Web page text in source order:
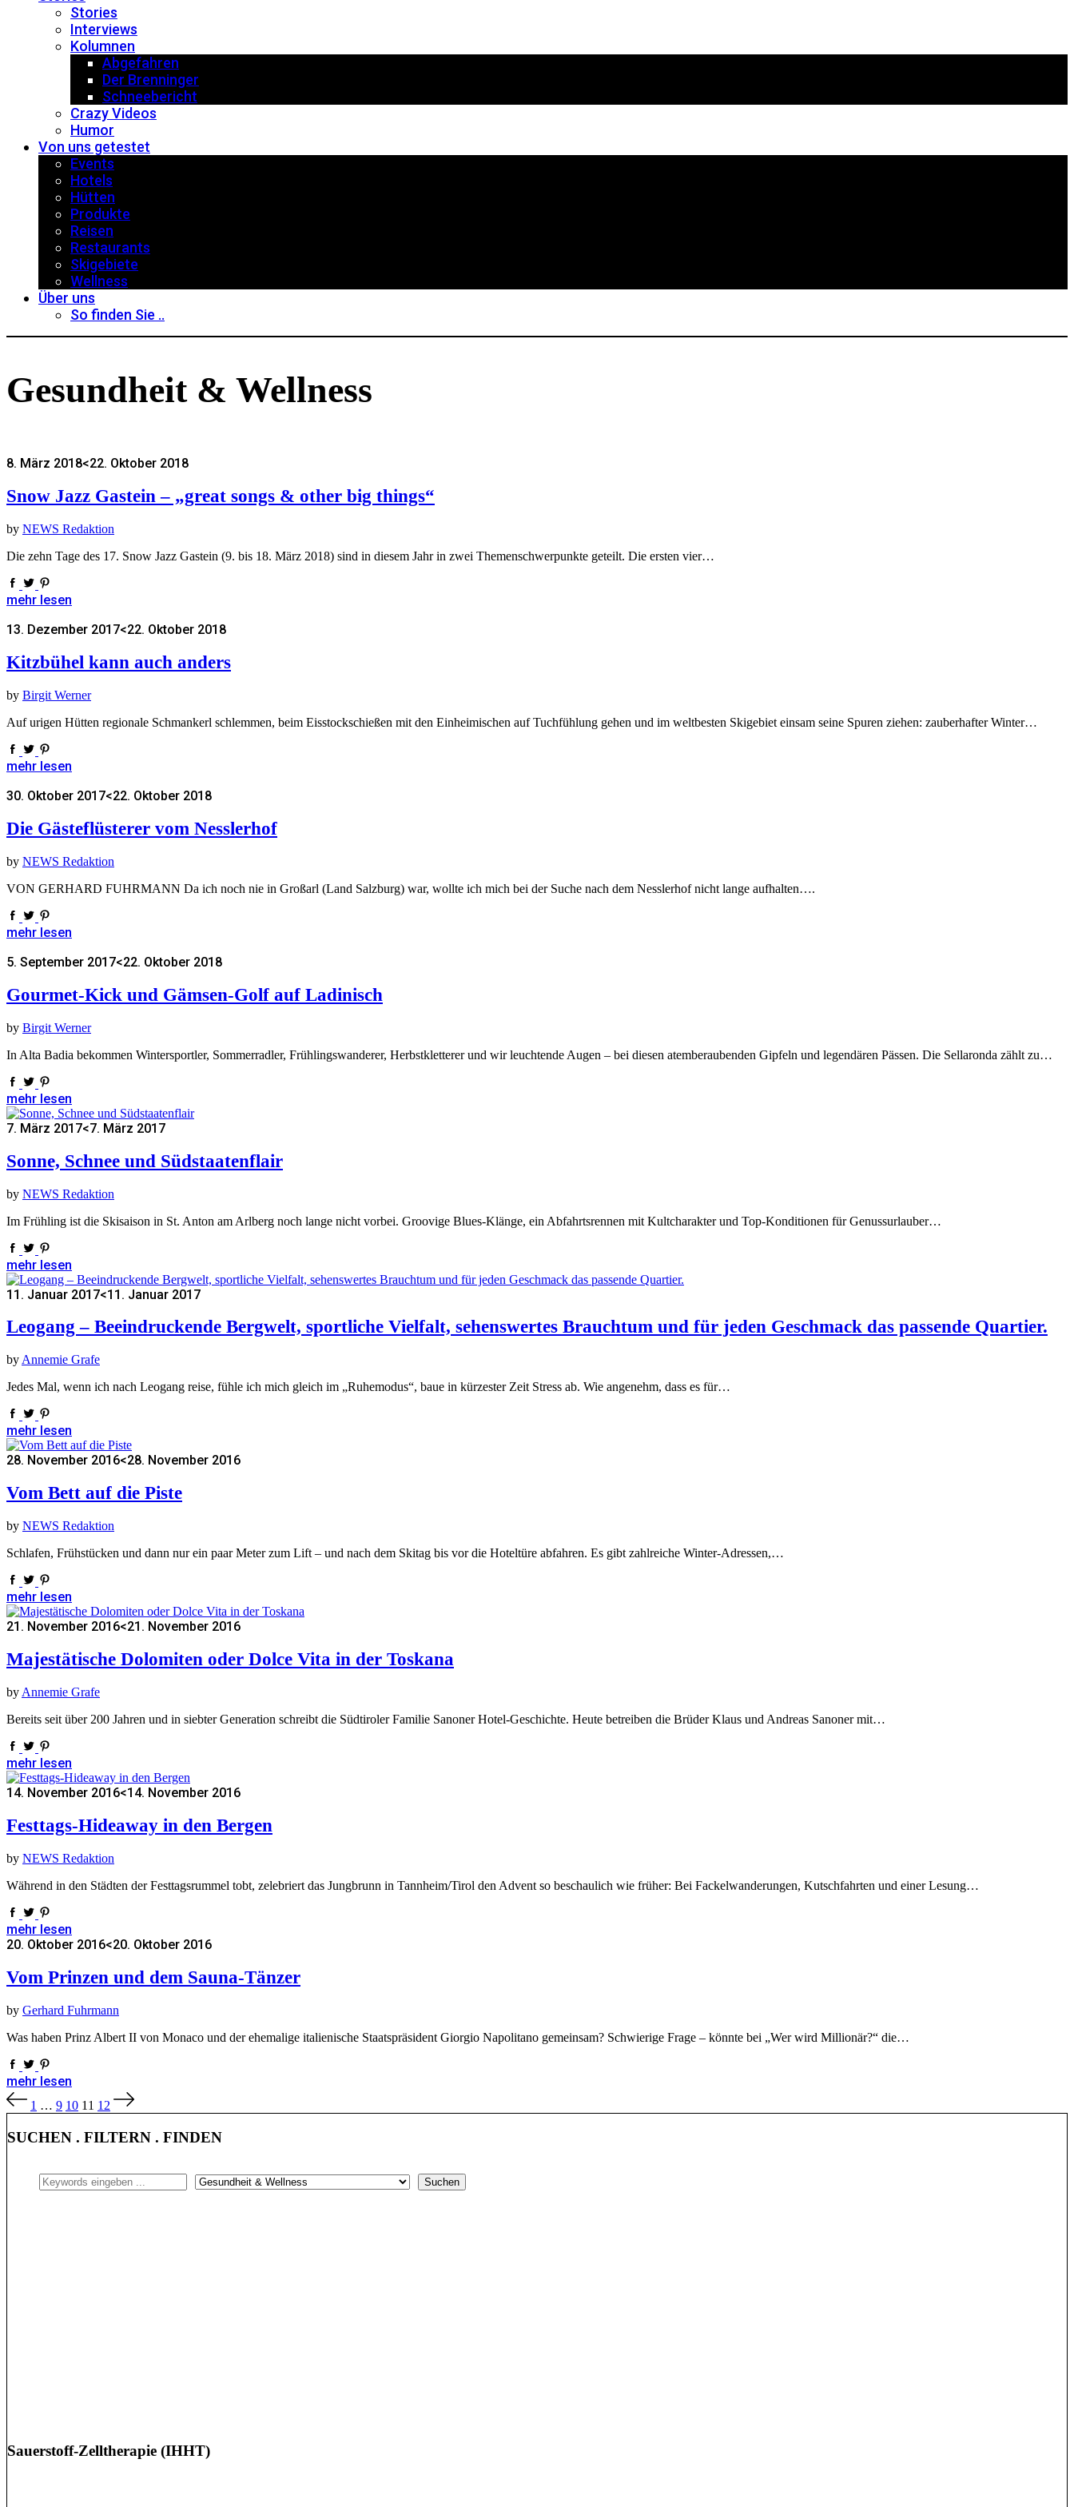
Stories
Interviews
Kolumnen
Abgefahren
Der Brenninger
Schneebericht
Crazy Videos
Humor
Von uns getestet
Events
Hotels
Hütten
Produkte
Reisen
Restaurants
Skigebiete
Wellness
Über uns
So finden Sie ..
Gesundheit & Wellness
8. März 2018<22. Oktober 2018
Snow Jazz Gastein – „great songs & other big things“
by NEWS Redaktion
Die zehn Tage des 17. Snow Jazz Gastein (9. bis 18. März 2018) sind in diesem Jahr in zwei Themenschwerpunkte geteilt. Die ersten vier…
mehr lesen
13. Dezember 2017<22. Oktober 2018
Kitzbühel kann auch anders
by Birgit Werner
Auf urigen Hütten regionale Schmankerl schlemmen, beim Eisstockschießen mit den Einheimischen auf Tuchfühlung gehen und im weltbesten Skigebiet einsam seine Spuren ziehen: zauberhafter Winter…
mehr lesen
30. Oktober 2017<22. Oktober 2018
Die Gästeflüsterer vom Nesslerhof
by NEWS Redaktion
VON GERHARD FUHRMANN Da ich noch nie in Großarl (Land Salzburg) war, wollte ich mich bei der Suche nach dem Nesslerhof nicht lange aufhalten….
mehr lesen
5. September 2017<22. Oktober 2018
Gourmet-Kick und Gämsen-Golf auf Ladinisch
by Birgit Werner
In Alta Badia bekommen Wintersportler, Sommerradler, Frühlingswanderer, Herbstkletterer und wir leuchtende Augen – bei diesen atemberaubenden Gipfeln und legendären Pässen. Die Sellaronda zählt zu…
mehr lesen
7. März 2017<7. März 2017
Sonne, Schnee und Südstaatenflair
by NEWS Redaktion
Im Frühling ist die Skisaison in St. Anton am Arlberg noch lange nicht vorbei. Groovige Blues-Klänge, ein Abfahrtsrennen mit Kultcharakter und Top-Konditionen für Genussurlauber…
mehr lesen
11. Januar 2017<11. Januar 2017
Leogang – Beeindruckende Bergwelt, sportliche Vielfalt, sehenswertes Brauchtum und für jeden Geschmack das passende Quartier.
byAnnemie Grafe
Jedes Mal, wenn ich nach Leogang reise, fühle ich mich gleich im „Ruhemodus“, baue in kürzester Zeit Stress ab. Wie angenehm, dass es für…
mehr lesen
28. November 2016<28. November 2016
Vom Bett auf die Piste
by NEWS Redaktion
Schlafen, Frühstücken und dann nur ein paar Meter zum Lift – und nach dem Skitag bis vor die Hoteltüre abfahren. Es gibt zahlreiche Winter-Adressen,…
mehr lesen
21. November 2016<21. November 2016
Majestätische Dolomiten oder Dolce Vita in der Toskana
by Annemie Grafe
Bereits seit über 200 Jahren und in siebter Generation schreibt die Südtiroler Familie Sanoner Hotel-Geschichte. Heute betreiben die Brüder Klaus und Andreas Sanoner mit…
mehr lesen
14. November 2016<14. November 2016
Festtags-Hideaway in den Bergen
by NEWS Redaktion
Während in den Städten der Festtagsrummel tobt, zelebriert das Jungbrunn in Tannheim/Tirol den Advent so beschaulich wie früher: Bei Fackelwanderungen, Kutschfahrten und einer Lesung…
mehr lesen
20. Oktober 2016<20. Oktober 2016
Vom Prinzen und dem Sauna-Tänzer
by Gerhard Fuhrmann
Was haben Prinz Albert II von Monaco und der ehemalige italienische Staatspräsident Giorgio Napolitano gemeinsam? Schwierige Frage – könnte bei „Wer wird Millionär?“ die…
mehr lesen
Seitennummerierung
der
1 … 9 10 11 12
SUCHEN . FILTERN . FINDEN
Sauerstoff-Zelltherapie (IHHT)